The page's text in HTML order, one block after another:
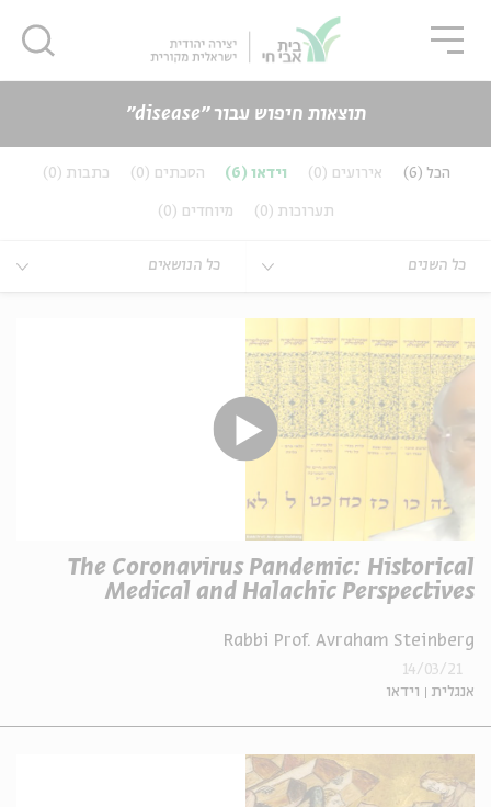
תוצאות חיפוש עבור ״disease״
תכנים
הכל (6) אירועים (0) וידאו (6) הסכתים (0) כתבות (0)
תערוכות (0) מיוחדים (0)
כל השנים כל הנושאים
The Coronavirus Pandemic: Historical
Medical and Halachic Perspectives
Rabbi Prof. Avraham Steinberg
אנגלית וידאו
14/03/21
סגור